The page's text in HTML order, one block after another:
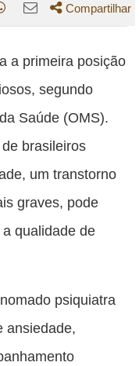
esta
publicação
esta
publicação
Email
Compartilhar
a primeira posição
segundo
Saúde (OMS).
brasileiros
um transtorno
graves, pode
qualidade de
psiquiatra
ansiedade,